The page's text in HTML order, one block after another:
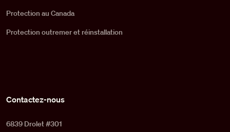
Protection au Canada
Protection outremer et réinstallation
Contactez-nous
6839 Drolet #301